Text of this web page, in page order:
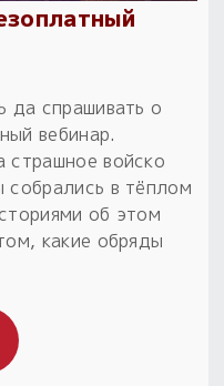
да спрашивать о
вебинар.
страшное войско
в тёплом
об этом
какие обряды